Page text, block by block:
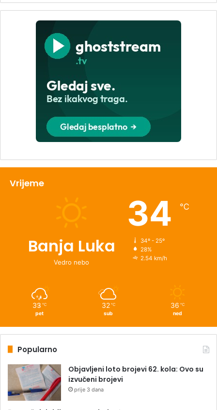
Vrijeme
Banja Luka
Vedro nebo
34 ℃
34º - 25º
28%
2.54 km/h
33 ℃
pet
32 ℃
sub
36 ℃
ned
Popularno
Objavljeni loto brojevi 62. kola: Ovo su
izvučeni brojevi
prije 3 dana